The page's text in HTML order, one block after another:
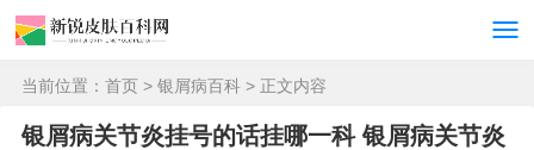
当前位置： 首页 > 银屑病百科 > 正文内容
银屑病关节炎挂号的话挂哪一科 银屑病关节炎